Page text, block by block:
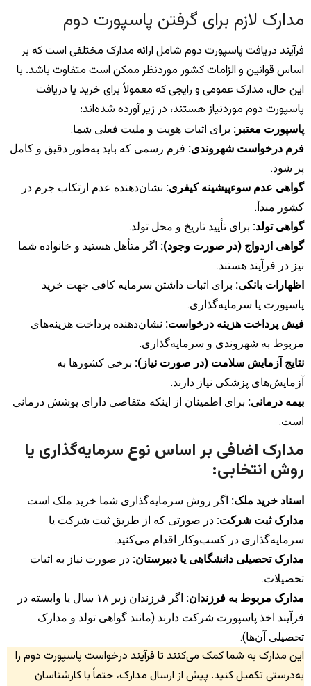
مدارک لازم برای گرفتن پاسپورت دوم
فرآیند دریافت پاسپورت دوم شامل ارائه مدارک مختلفی است که بر
اساس قوانین و الزامات کشور موردنظر ممکن است متفاوت باشد. با
این حال، مدارک عمومی و رایجی که معمولاً برای خرید یا دریافت
پاسپورت دوم موردنیاز هستند، در زیر آورده شده‌اند:
پاسپورت معتبر: برای اثبات هویت و ملیت فعلی شما.
فرم درخواست شهروندی: فرم رسمی که باید به‌طور دقیق و کامل
پر شود.
گواهی عدم سوءپیشینه کیفری: نشان‌دهنده عدم ارتکاب جرم در
کشور مبدأ.
گواهی تولد: برای تأیید تاریخ و محل تولد.
گواهی ازدواج (در صورت وجود): اگر متأهل هستید و خانواده شما
نیز در فرآیند هستند.
اظهارات بانکی: برای اثبات داشتن سرمایه کافی جهت خرید
پاسپورت یا سرمایه‌گذاری.
فیش پرداخت هزینه درخواست: نشان‌دهنده پرداخت هزینه‌های
مربوط به شهروندی و سرمایه‌گذاری.
نتایج آزمایش سلامت (در صورت نیاز): برخی کشورها به
آزمایش‌های پزشکی نیاز دارند.
بیمه درمانی: برای اطمینان از اینکه متقاضی دارای پوشش درمانی
است.
مدارک اضافی بر اساس نوع سرمایه‌گذاری یا
روش انتخابی:
اسناد خرید ملک: اگر روش سرمایه‌گذاری شما خرید ملک است.
مدارک ثبت شرکت: در صورتی که از طریق ثبت شرکت یا
سرمایه‌گذاری در کسب‌وکار اقدام می‌کنید.
مدارک تحصیلی دانشگاهی یا دبیرستان: در صورت نیاز به اثبات
تحصیلات.
مدارک مربوط به فرزندان:
اگر فرزندان زیر ۱۸ سال یا وابسته در
فرآیند اخذ پاسپورت شرکت دارند (مانند گواهی تولد و مدارک
تحصیلی آن‌ها).
این مدارک به شما کمک می‌کنند تا فرآیند درخواست پاسپورت دوم را
به‌درستی تکمیل کنید. پیش از ارسال مدارک، حتماً با کارشناسان